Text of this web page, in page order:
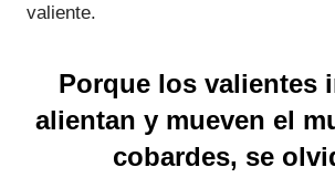
valiente.
Porque los valientes
alientan y mueven el
cobardes, se